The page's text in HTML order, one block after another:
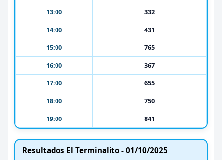
13:00
332
14:00
431
15:00
765
16:00
367
17:00
655
18:00
750
19:00
841
Resultados El Terminalito - 01/10/2025